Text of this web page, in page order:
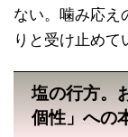
ない。噛み応え
りと受け止めて
塩の行方。
個性」への